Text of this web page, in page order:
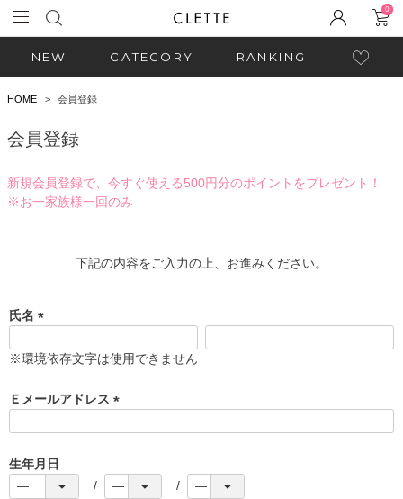
0
NEW CATEGORY RANKING
HOME 会員登録
会員登録
新規会員登録で、今すぐ使える500円分のポイントをプレゼント！
※お一家族様一回のみ
下記の内容をご入力の上、お進みください。
氏名
必
)
※環境依存文字は使用できません
Ｅメールアドレス
)
生年月日